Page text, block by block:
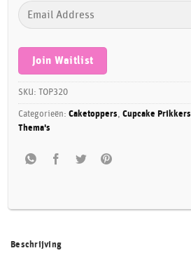
Enter
your
address
to
join
the
waitlist
this
Join Waitlist
SKU:TOP320
Categorieën:Caketoppers,Cupcake Prikkers
Thema's
Beschrijving